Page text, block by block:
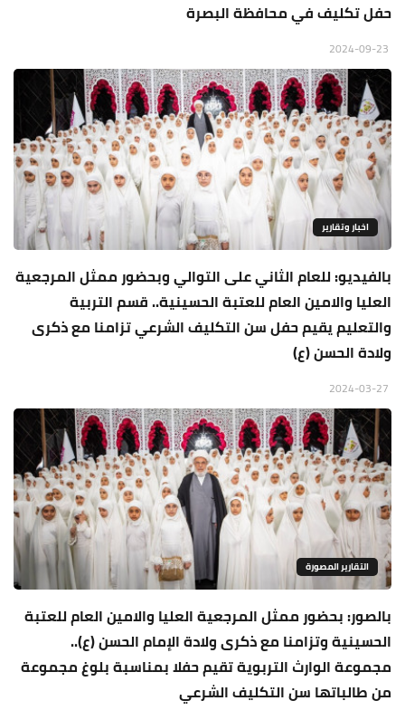
حفل تكليف في محافظة البصرة
اخبار وتقارير
بالفيديو: للعام الثاني على التوالي وبحضور ممثل المرجعية
العليا والامين العام للعتبة الحسينية.. قسم التربية
والتعليم يقيم حفل سن التكليف الشرعي تزامنا مع ذكرى
ولادة الحسن (ع)
التقارير المصورة
بالصور: بحضور ممثل المرجعية العليا والامين العام للعتبة
الحسينية وتزامنا مع ذكرى ولادة الإمام الحسن (ع)..
مجموعة الوارث التربوية تقيم حفلا بمناسبة بلوغ مجموعة
من طالباتها سن التكليف الشرعي